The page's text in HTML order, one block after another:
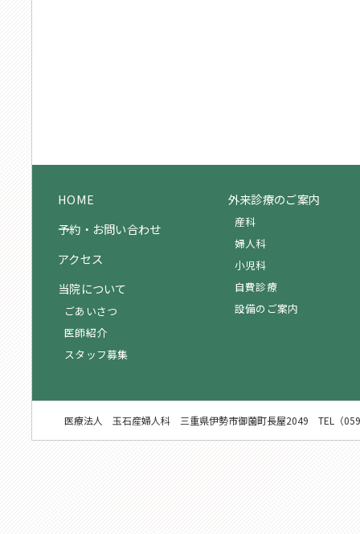
HOME
予約・お問い合わせ
アクセス
当院について
ごあいさつ
医師紹介
スタッフ募集
外来診療のご案内
産科
婦人科
小児科
自費診療
設備のご案内
医療法人 玉石産婦人科 三重県伊勢市御薗町長屋2049 TEL（